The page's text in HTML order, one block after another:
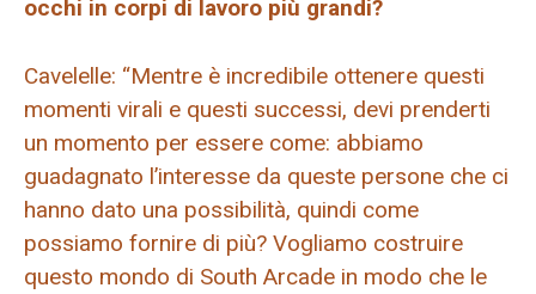
occhi in corpi di lavoro più grandi?
Cavelelle: “Mentre è incredibile ottenere questi
momenti virali e questi successi, devi prenderti
un momento per essere come: abbiamo
guadagnato l’interesse da queste persone che ci
hanno dato una possibilità, quindi come
possiamo fornire di più? Vogliamo costruire
questo mondo di South Arcade in modo che le